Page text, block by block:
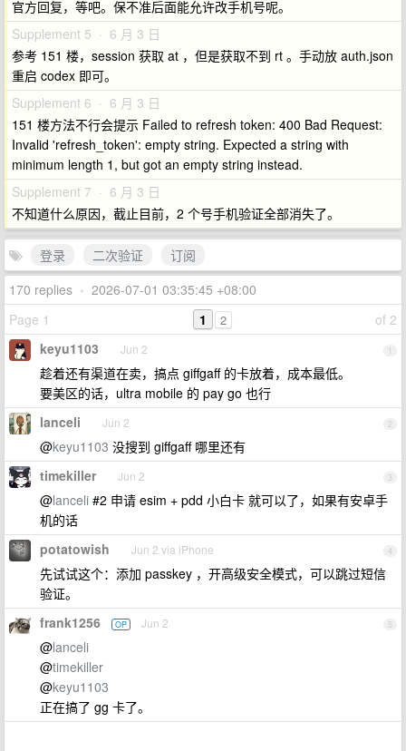
官方回复，等吧。保不准后面能允许改手机号呢。
Supplement 5 · 6 月 3 日
参考 151 楼，session 获取 at ，但是获取不到 rt 。手动放 auth.json
重启 codex 即可。
Supplement 6 · 6 月 3 日
151 楼方法不行会提示 Failed to refresh token: 400 Bad Request:
Invalid 'refresh_token': empty string. Expected a string with
minimum length 1, but got an empty string instead.
Supplement 7 · 6 月 3 日
不知道什么原因，截止目前，2 个号手机验证全部消失了。
登录 二次验证
订阅
170 replies • 2026-07-01 03:35:45 +08:00
Page 1
of 2
1 2
1
keyu1103 Jun 2
趁着还有渠道在卖，搞点 giffgaff 的卡放着，成本最低。
要美区的话，ultra mobile 的 pay go 也行
2
lanceli Jun 2
@keyu1103 没搜到 giffgaff 哪里还有
3
timekiller Jun 2
@lanceli #2 申请 esim + pdd 小白卡 就可以了，如果有安卓手
机的话
4
potatowish Jun 2 via iPhone
先试试这个：添加 passkey ，开高级安全模式，可以跳过短信
验证。
5
frank1256 OP Jun 2
@lanceli
@timekiller
@keyu1103
正在搞了 gg 卡了。